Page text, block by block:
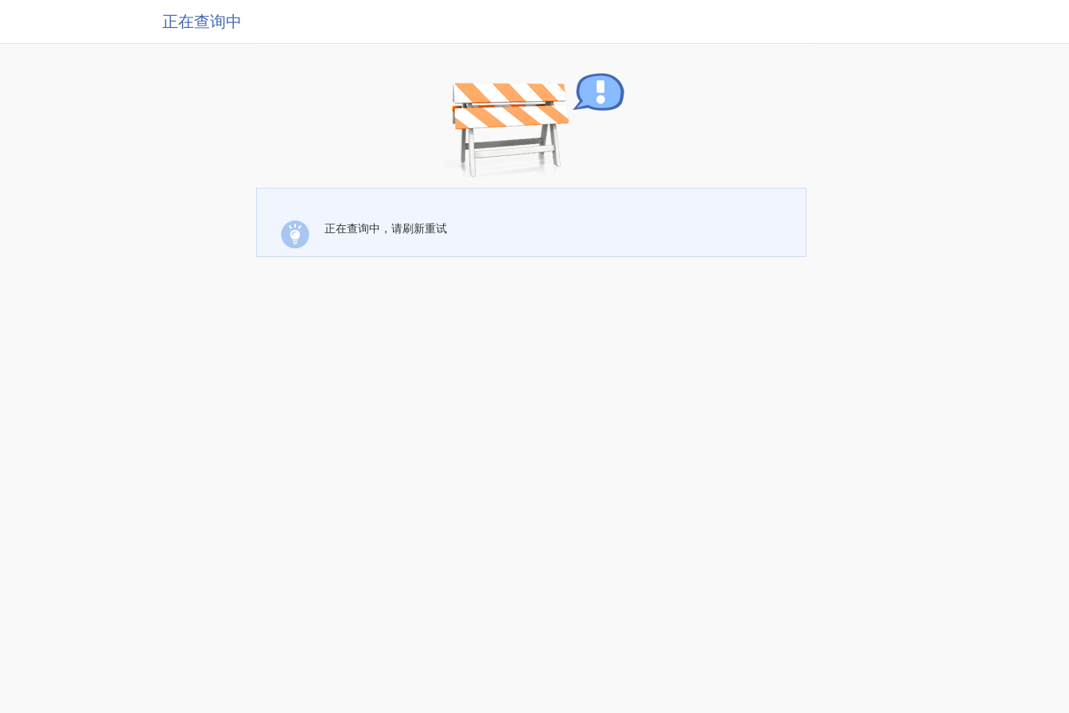
正在查询中
正在查询中，请刷新重试